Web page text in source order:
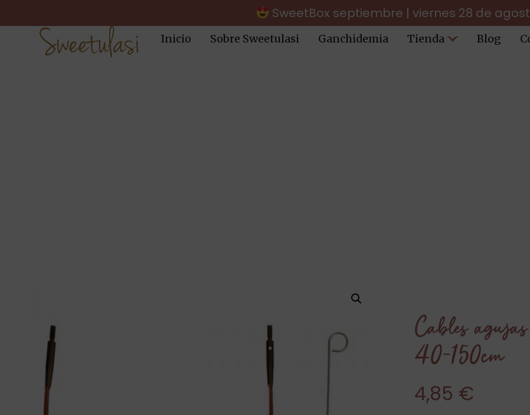
SweetBox septiembre | viernes 28 de
Inicio Sobre Sweetulasi Ganchidemia Tienda Blog
Cables
40-150cm
4,85 €